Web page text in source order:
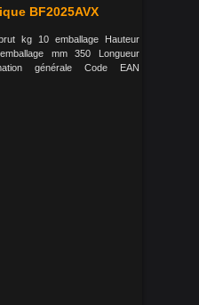
BF2025AVX
kg 10 emballage Hauteur
mm 350 Longueur
générale Code EAN